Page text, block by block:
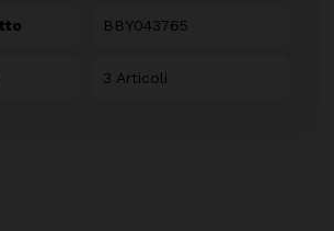
BBY043765
3 Articoli